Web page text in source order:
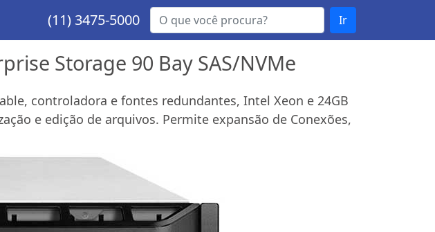
(11) 3475-5000 Ir
Storage 90 Bay SAS/NVMe
controladora e fontes redundantes, Intel Xeon e 24GB
e edição de arquivos. Permite expansão de Conexões,